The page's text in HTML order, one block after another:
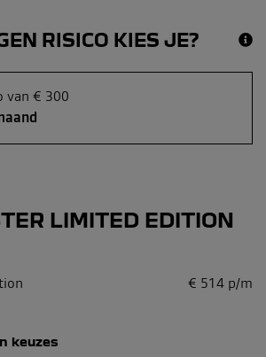
RISICO KIES JE?
van € 300
LIMITED EDITION
€ 514 p/m
keuzes